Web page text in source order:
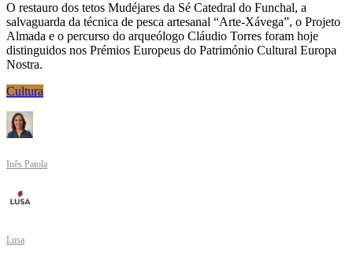
O restauro dos tetos Mudéjares da Sé Catedral do Funchal, a
salvaguarda da técnica de pesca artesanal “Arte-Xávega”, o Projeto
Almada e o percurso do arqueólogo Cláudio Torres foram hoje
distinguidos nos Prémios Europeus do Património Cultural Europa
Nostra.
Cultura
Inês Patola
Lusa